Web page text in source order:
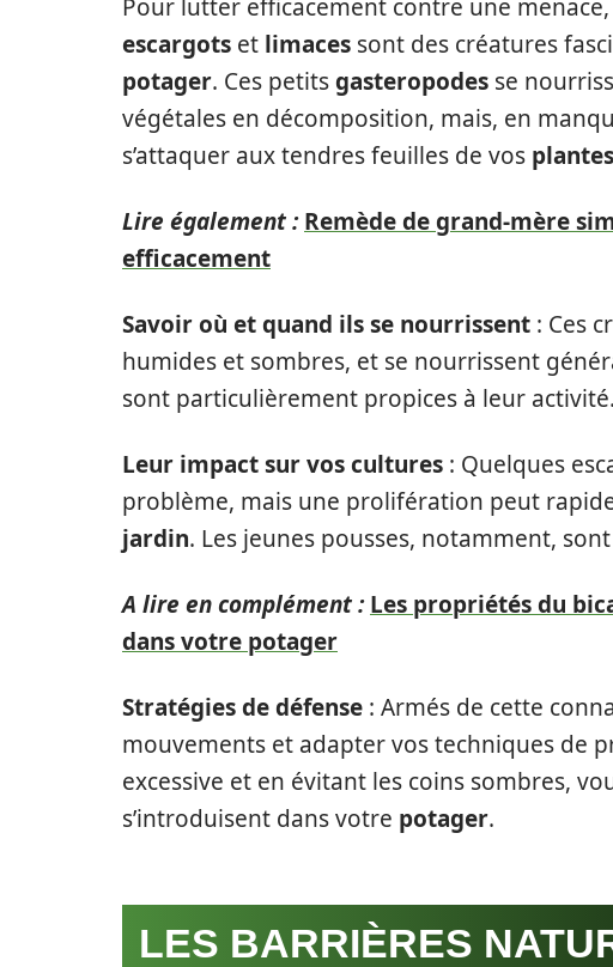
Pour lutter efficacement contre une
escargots et limaces sont des créatures
potager. Ces petitsgasteropodes se
végétales en décomposition, mais, en
s’attaquer aux tendres feuilles de vos plantes
Lire également : Remède de grand-mère
efficacement
Savoir où et quand ils se nourrissent : Ces
humides et sombres, et se nourrissent
sont particulièrement propices à leur activité.
Leur impact sur vos cultures : Quelques
problème, mais une prolifération peut
jardin. Les jeunes pousses, notamment,
A lire en complément : Les propriétés du
dans votre potager
Stratégies de défense : Armés de cette
mouvements et adapter vos techniques de
excessive et en évitant les coins sombres,
s’introduisent dans votre potager.
LES BARRIÈRES